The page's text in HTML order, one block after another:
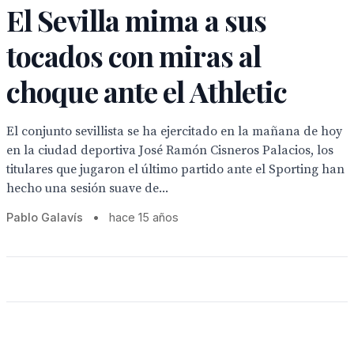
El Sevilla mima a sus
tocados con miras al
choque ante el Athletic
El conjunto sevillista se ha ejercitado en la mañana de hoy
en la ciudad deportiva José Ramón Cisneros Palacios, los
titulares que jugaron el último partido ante el Sporting han
hecho una sesión suave de...
Pablo Galavís • hace 15 años